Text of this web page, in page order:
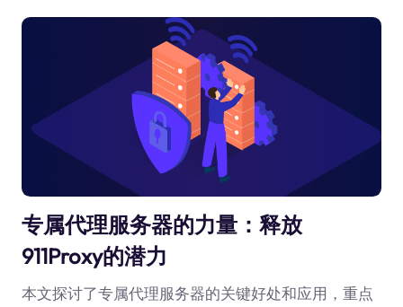
专属代理服务器的力量：释放
911Proxy的潜力
本文探讨了专属代理服务器的关键好处和应用，重点